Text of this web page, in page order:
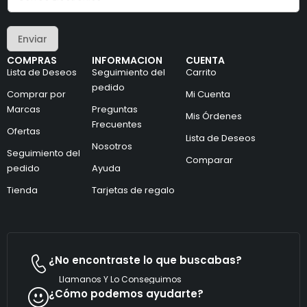
COMPRAS
Lista de Deseos
Comprar por
Marcas
Ofertas
Seguimiento del
pedido
Tienda
INFORMACION
Seguimiento del
pedido
Preguntas
Frecuentes
Nosotros
Ayuda
Tarjetas de regalo
CUENTA
Carrito
Mi Cuenta
Mis Órdenes
Lista de Deseos
Comparar
r
o
l
e
c
t
r
ó
n
i
c
o
C
r
r
e
e
l
e
c
t
r
n
c
o
Enviar
¿No encontraste lo que buscabas?
Llamanos Y Lo Conseguimos
¿Cómo podemos ayudarte?